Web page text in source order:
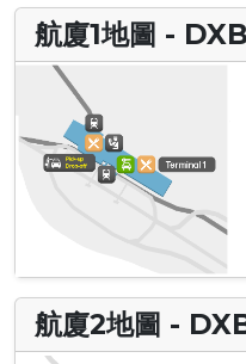
航廈1地圖 -
航廈2地圖 -